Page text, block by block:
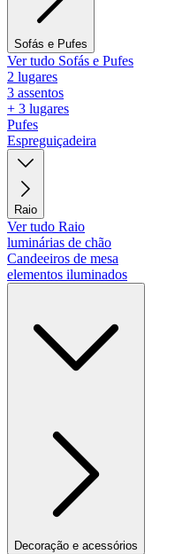
Sofás e Pufes
Ver tudo Sofás e Pufes
2 lugares
3 assentos
+ 3 lugares
Pufes
Espreguiçadeira
Raio
Ver tudo Raio
luminárias de chão
Candeeiros de mesa
elementos iluminados
Decoração e acessórios